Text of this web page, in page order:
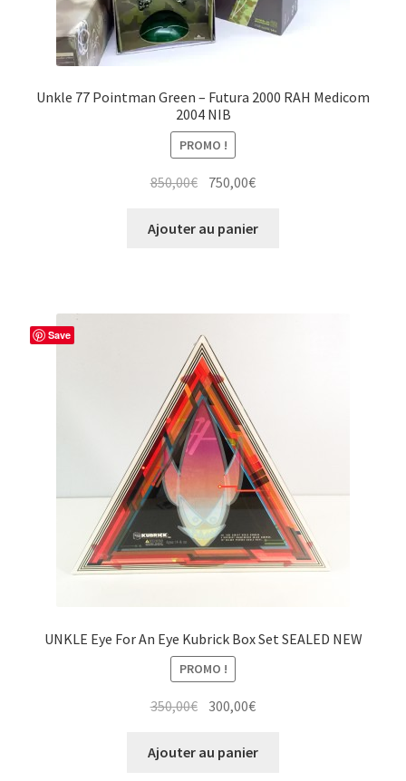
Unkle 77 Pointman Green – Futura 2000 RAH Medicom
2004 NIB
PROMO !
850,00€ Le
initial
750,00€Le
actuel
Ajouter au panier
Save
UNKLE Eye For An Eye Kubrick Box Set SEALED NEW
PROMO !
350,00€ Le
initial
300,00€Le
actuel
Ajouter au panier